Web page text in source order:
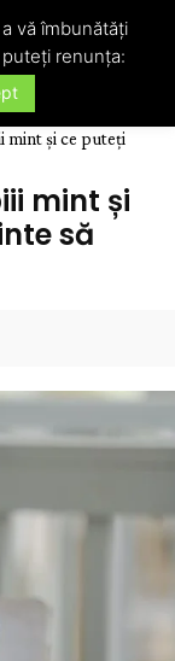
mint și ce puteți
mint și
să
vă îmbunătăți
renunța: